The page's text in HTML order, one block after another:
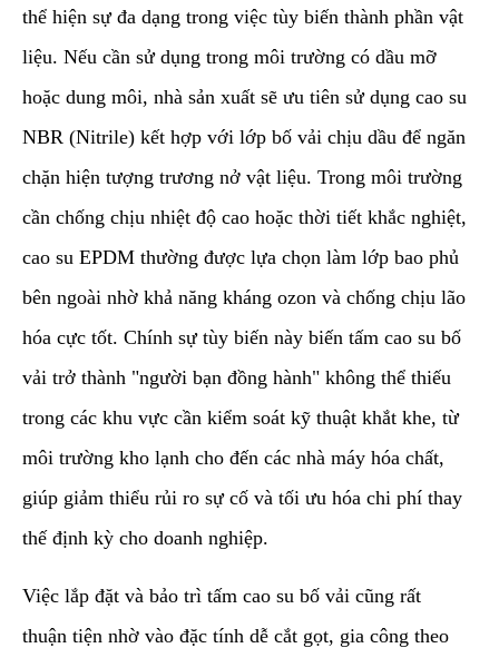
thể hiện sự đa dạng trong việc tùy biến thành phần vật
liệu. Nếu cần sử dụng trong môi trường có dầu mỡ
hoặc dung môi, nhà sản xuất sẽ ưu tiên sử dụng cao su
NBR (Nitrile) kết hợp với lớp bố vải chịu dầu để ngăn
chặn hiện tượng trương nở vật liệu. Trong môi trường
cần chống chịu nhiệt độ cao hoặc thời tiết khắc nghiệt,
cao su EPDM thường được lựa chọn làm lớp bao phủ
bên ngoài nhờ khả năng kháng ozon và chống chịu lão
hóa cực tốt. Chính sự tùy biến này biến tấm cao su bố
vải trở thành "người bạn đồng hành" không thể thiếu
trong các khu vực cần kiểm soát kỹ thuật khắt khe, từ
môi trường kho lạnh cho đến các nhà máy hóa chất,
giúp giảm thiểu rủi ro sự cố và tối ưu hóa chi phí thay
thế định kỳ cho doanh nghiệp.
​Việc lắp đặt và bảo trì tấm cao su bố vải cũng rất
thuận tiện nhờ vào đặc tính dễ cắt gọt, gia công theo